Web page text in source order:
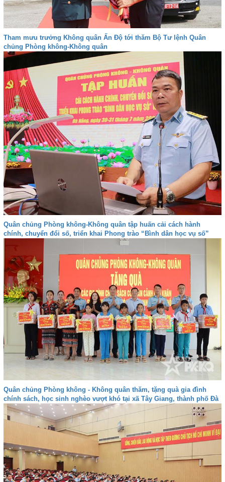
Tham mưu trưởng Không quân Ấn Độ tới thăm Bộ Tư lệnh Quân
chủng Phòng không-Không quân
Quân chủng Phòng không-Không quân tập huấn cải cách hành
chính, chuyển đổi số, triển khai Phong trào “Bình dân học vụ số”
Quân chủng Phòng không - Không quân thăm, tặng quà gia đình
chính sách, học sinh nghèo vượt khó tại xã Tây Giang, thành phố Đà
nẵng